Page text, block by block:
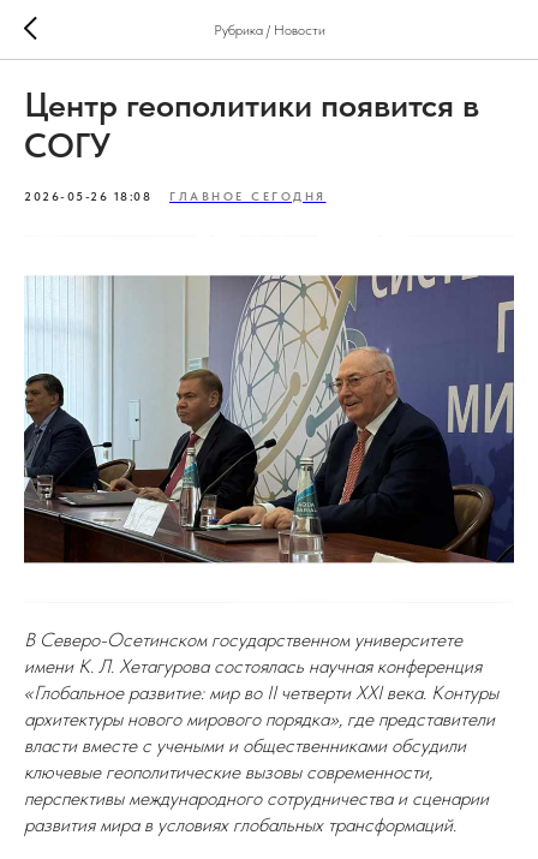
Рубрика / Новости
Центр геополитики появится в
СОГУ
2026-05-26 18:08 ГЛАВНОЕ СЕГОДНЯ
В Северо-Осетинском государственном университете
имени К. Л. Хетагурова состоялась научная конференция
«Глобальное развитие: мир во II четверти XXI века. Контуры
архитектуры нового мирового порядка», где представители
власти вместе с учеными и общественниками обсудили
ключевые геополитические вызовы современности,
перспективы международного сотрудничества и сценарии
развития мира в условиях глобальных трансформаций.